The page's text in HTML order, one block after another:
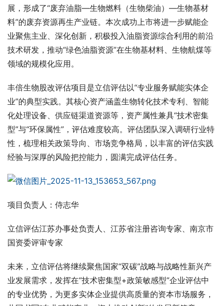
展，形成了“废弃油脂—生物燃料（生物柴油）—生物基材
料”的废弃资源再生产业链。本次成功上市将进一步赋能企
业聚焦主业、深化创新，积极投入油脂资源综合利用的前沿
技术研发，推动“绿色油脂资源”在生物基材料、生物航煤等
领域的规模化应用。
丰倍生物股改评估项目是立信评估以“专业服务赋能实体企
业”的典型实践。其核心资产涵盖生物转化技术专利、智能
化处理设备、供应链渠道资源等，资产属性兼具“技术密集
型”与“环保属性”，评估难度较高。评估团队深入调研行业特
性，梳理相关政策导向、市场竞争格局，以丰富的评估实践
经验与深厚的风险把控能力，圆满完成评估任务。
项目负责人：侍志华
立信评估江苏办事处负责人、江苏省注册咨询专家、南京市
国资委评审专家
未来，立信评估将继续聚焦国家“双碳”战略与战略性新兴产
业发展需求，发挥在“技术密集型+政策敏感型”企业评估中
的专业优势，为更多实体企业提供高质量的资本市场服务，